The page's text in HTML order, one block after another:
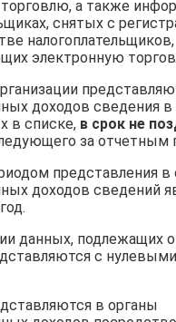
а также
снятых с
налогоплательщиков,
электронную
доходов сведения
в списке, в срок не
за отчетным
представления в
доходов сведений
данных, подлежащих
с нулевыми
в органы